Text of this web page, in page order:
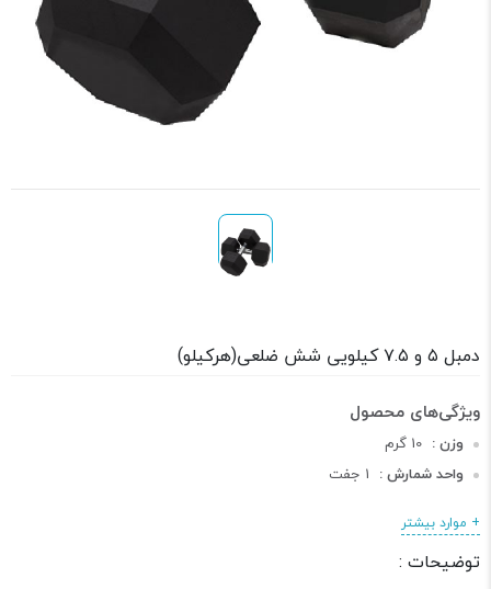
دمبل ۵ و ۷.۵ کیلویی شش ضلعی(هرکیلو)
وزن : 10 گرم
واحد شمارش : 1 جفت
عرض : 10 سانتی متر
ارتفاع : 10 سانتی متر
+ موارد بیشتر
توضیحات :